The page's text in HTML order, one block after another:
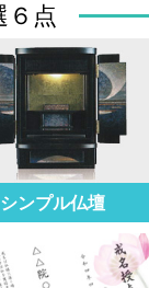
６点
シンプル仏壇